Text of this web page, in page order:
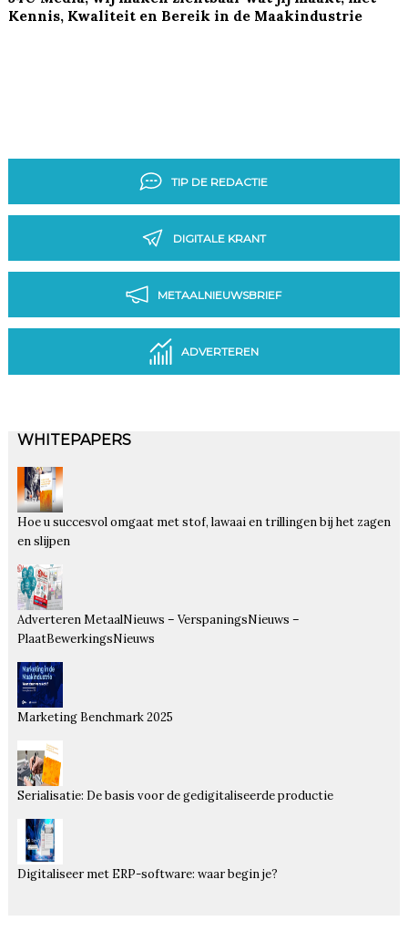
Kennis, Kwaliteit en Bereik in de Maakindustrie
TIP DE REDACTIE
DIGITALE KRANT
METAALNIEUWSBRIEF
ADVERTEREN
WHITEPAPERS
Hoe u succesvol omgaat met stof, lawaai en trillingen bij het zagen
en slijpen
Adverteren MetaalNieuws – VerspaningsNieuws –
PlaatBewerkingsNieuws
Marketing Benchmark 2025
Serialisatie: De basis voor de gedigitaliseerde productie
Digitaliseer met ERP-software: waar begin je?